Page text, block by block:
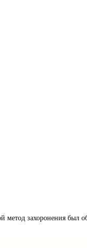
захоронения был